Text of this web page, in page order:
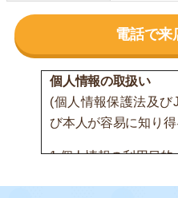
電話で来
個人情報の取扱い
(個人情報保護法及び
び本人が容易に知り
1.個人情報の利用目的
(1) 間接的に取得する